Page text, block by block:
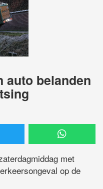
auto belanden
met
op de